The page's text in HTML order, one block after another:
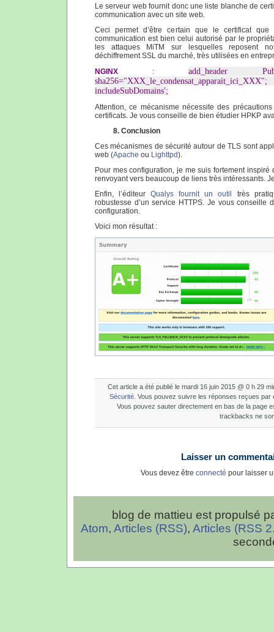
Le serveur web fournit donc une liste blanche de
communication avec un site web.
Ceci permet d’être certain que le certificat
communication est bien celui autorisé par le
les attaques MiTM sur lesquelles reposent
déchiffrement SSL du marché, très utilisées en
NGINX : add_header
includeSubDomains';
Attention, ce mécanisme nécessite des
certificats. Je vous conseille de bien étudier HPKP
8. Conclusion
Ces mécanismes de sécurité autour de TLS sont
web (Apache ou Lighttpd).
Pour mes configuration, je me suis fortement inspiré
renvoyant vers beaucoup de liens très intéressants.
Enfin, l’éditeurQualys fournit un outil
très
robustesse d’un service HTTPS. Je vous conseille
configuration.
Voici mon résultat :
Cet article a été publié le mardi 16 juin 2015 @ 0 h 29
Sécurité . Vous pouvez suivre les réponses reçues
Vous pouvez sauter directement en bas de la page
trackbacks ne
Laisser un
Vous devez être connecté pour laisser
blog de mattieu est propulsé
Atom, Articles (RSS), Articles (RSS